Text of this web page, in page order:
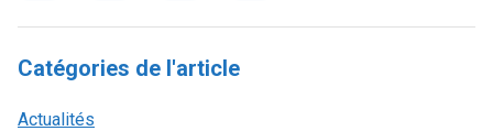
Catégories de l'article
Actualités